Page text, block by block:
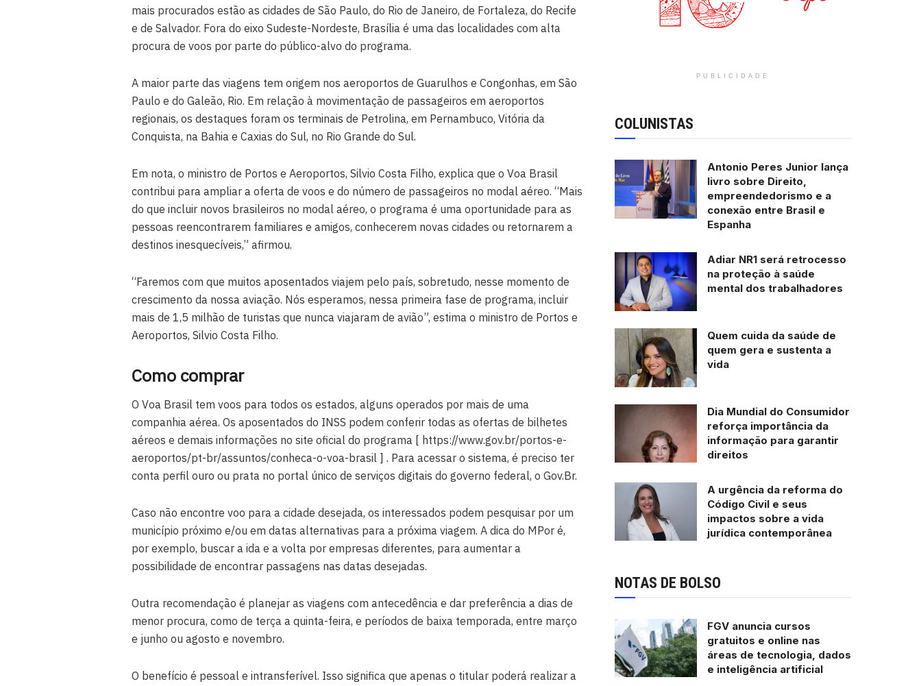
mais procurados estão as cidades de São Paulo, do Rio de Janeiro, de Fortaleza, do Recife
e de Salvador. Fora do eixo Sudeste-Nordeste, Brasília é uma das localidades com alta
procura de voos por parte do público-alvo do programa.
A maior parte das viagens tem origem nos aeroportos de Guarulhos e Congonhas, em São
Paulo e do Galeão, Rio. Em relação à movimentação de passageiros em aeroportos
regionais, os destaques foram os terminais de Petrolina, em Pernambuco, Vitória da
Conquista, na Bahia e Caxias do Sul, no Rio Grande do Sul.
Em nota, o ministro de Portos e Aeroportos, Silvio Costa Filho, explica que o Voa Brasil
contribui para ampliar a oferta de voos e do número de passageiros no modal aéreo. “Mais
do que incluir novos brasileiros no modal aéreo, o programa é uma oportunidade para as
pessoas reencontrarem familiares e amigos, conhecerem novas cidades ou retornarem a
destinos inesquecíveis,” afirmou.
“Faremos com que muitos aposentados viajem pelo país, sobretudo, nesse momento de
crescimento da nossa aviação. Nós esperamos, nessa primeira fase de programa, incluir
mais de 1,5 milhão de turistas que nunca viajaram de avião”, estima o ministro de Portos e
Aeroportos, Silvio Costa Filho.
Como comprar
O Voa Brasil tem voos para todos os estados, alguns operados por mais de uma
companhia aérea. Os aposentados do INSS podem conferir todas as ofertas de bilhetes
aéreos e demais informações no site oficial do programa [ https://www.gov.br/portos-e-
aeroportos/pt-br/assuntos/conheca-o-voa-brasil ] . Para acessar o sistema, é preciso ter
conta perfil ouro ou prata no portal único de serviços digitais do governo federal, o Gov.Br.
Caso não encontre voo para a cidade desejada, os interessados podem pesquisar por um
município próximo e/ou em datas alternativas para a próxima viagem. A dica do MPor é,
por exemplo, buscar a ida e a volta por empresas diferentes, para aumentar a
possibilidade de encontrar passagens nas datas desejadas.
Outra recomendação é planejar as viagens com antecedência e dar preferência a dias de
menor procura, como de terça a quinta-feira, e períodos de baixa temporada, entre março
e junho ou agosto e novembro.
O benefício é pessoal e intransferível. Isso significa que apenas o titular poderá realizar a
PUBLICIDADE
COLUNISTAS
Antonio Peres Junior lança
livro sobre Direito,
empreendedorismo e a
conexão entre Brasil e
Espanha
Adiar NR1 será retrocesso
na proteção à saúde
mental dos trabalhadores
Quem cuida da saúde de
quem gera e sustenta a
vida
Dia Mundial do Consumidor
reforça importância da
informação para garantir
direitos
A urgência da reforma do
Código Civil e seus
impactos sobre a vida
jurídica contemporânea
NOTAS DE BOLSO
FGV anuncia cursos
gratuitos e online nas
áreas de tecnologia, dados
e inteligência artificial